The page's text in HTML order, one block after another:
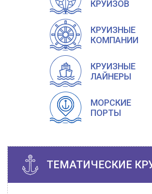
КРУИЗОВ
КРУИЗНЫЕ
КОМПАНИИ
КРУИЗНЫЕ
ЛАЙНЕРЫ
МОРСКИЕ
ПОРТЫ
ТЕМАТИЧЕСКИЕ